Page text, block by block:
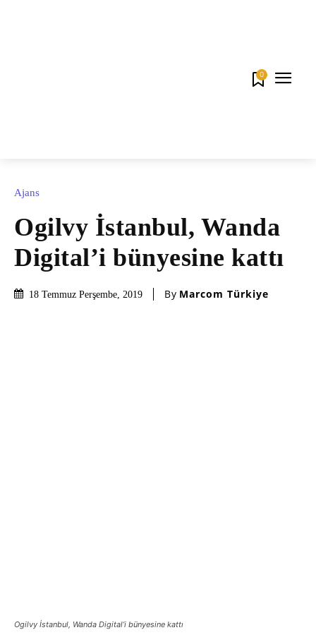
0
Ajans
Ogilvy İstanbul, Wanda
Digital’i bünyesine kattı
18 Temmuz Perşembe, 2019 By Marcom Türkiye
Ogilvy İstanbul, Wanda Digital’i bünyesine kattı